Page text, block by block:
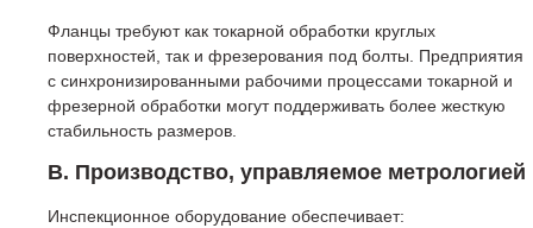
Фланцы требуют как токарной обработки круглых
поверхностей, так и фрезерования под болты. Предприятия
с синхронизированными рабочими процессами токарной и
фрезерной обработки могут поддерживать более жесткую
стабильность размеров.
B. Производство, управляемое метрологией
Инспекционное оборудование обеспечивает: